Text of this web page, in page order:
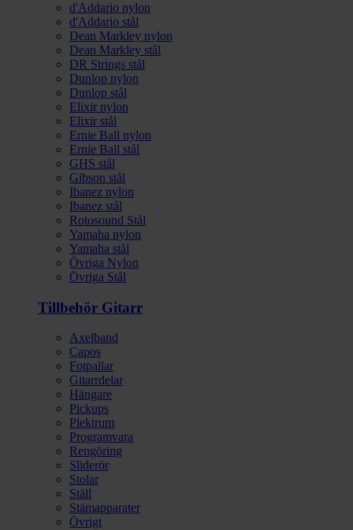
d'Addario nylon
d'Addario stål
Dean Markley nylon
Dean Markley stål
DR Strings stål
Dunlop nylon
Dunlop stål
Elixir nylon
Elixir stål
Ernie Ball nylon
Ernie Ball stål
GHS stål
Gibson stål
Ibanez nylon
Ibanez stål
Rotosound Stål
Yamaha nylon
Yamaha stål
Övriga Nylon
Övriga Stål
Tillbehör Gitarr
Axelband
Capos
Fotpallar
Gitarrdelar
Hängare
Pickups
Plektrum
Programvara
Rengöring
Sliderör
Stolar
Ställ
Stämapparater
Övrigt